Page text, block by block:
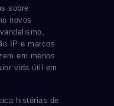
sobre
novos
IP e marcos
em menos
vida útil em
histórias de